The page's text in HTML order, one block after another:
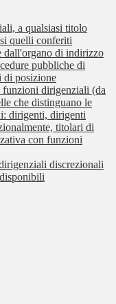
a qualsiasi titolo
quelli conferiti
dall'organo di indirizzo
pubbliche di
di posizione
funzioni dirigenziali (da
che distinguano le
dirigenti, dirigenti
titolari di
con funzioni
discrezionali